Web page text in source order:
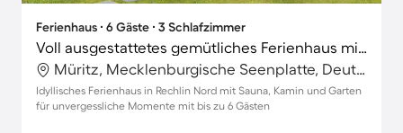
Ferienhaus ∙ 6 Gäste ∙ 3 Schlafzimmer
Voll ausgestattetes gemütliches Ferienhaus mit Garten, Terrasse und Sauna
Müritz, Mecklenburgische Seenplatte, Deutschland
Idyllisches Ferienhaus in Rechlin Nord mit Sauna, Kamin und Garten
für unvergessliche Momente mit bis zu 6 Gästen